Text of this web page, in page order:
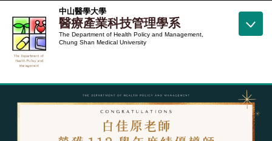
到
主
要
容
中山醫學大學
醫療產業科技管理學系
The Department of Health Policy and Management,
Chung Shan Medical University